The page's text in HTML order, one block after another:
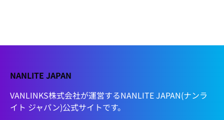
NANLITE JAPAN
VANLINKS株式会社が運営するNANLITE JAPAN(ナンラ
イト ジャパン)公式サイトです。